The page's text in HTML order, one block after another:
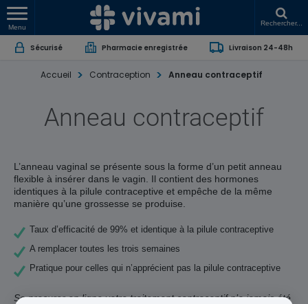
Menu
Rechercher...
Sécurisé Pharmacie enregistrée Livraison 24-48h
Accueil Contraception Anneau contraceptif
Anneau contraceptif
L’anneau vaginal se présente sous la forme d’un petit anneau
flexible à insérer dans le vagin. Il contient des hormones
identiques à la pilule contraceptive et empêche de la même
manière qu’une grossesse se produise.
Taux d’efficacité de 99% et identique à la pilule contraceptive
A remplacer toutes les trois semaines
Pratique pour celles qui n’apprécient pas la pilule contraceptive
Se procurer en ligne votre traitement contraceptif n’a jamais été